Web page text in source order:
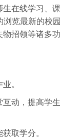
在线学习、
览最新的校
招领等诸多
。
动，提高学
取学分。